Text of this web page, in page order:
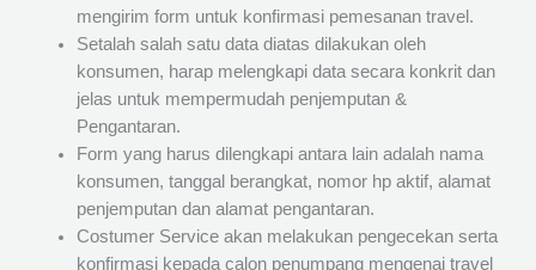
mengirim form untuk konfirmasi pemesanan travel.
Setalah salah satu data diatas dilakukan oleh
konsumen, harap melengkapi data secara konkrit dan
jelas untuk mempermudah penjemputan &
Pengantaran.
Form yang harus dilengkapi antara lain adalah nama
konsumen, tanggal berangkat, nomor hp aktif, alamat
penjemputan dan alamat pengantaran.
Costumer Service akan melakukan pengecekan serta
konfirmasi kepada calon penumpang mengenai travel